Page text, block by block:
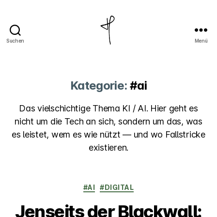
Suchen Menü
Kategorie: #ai
Das vielschichtige Thema KI / AI. Hier geht es
nicht um die Tech an sich, sondern um das, was
es leistet, wem es wie nützt — und wo Fallstricke
existieren.
Kategorien
#AI #DIGITAL
Jenseits der Blackwall: